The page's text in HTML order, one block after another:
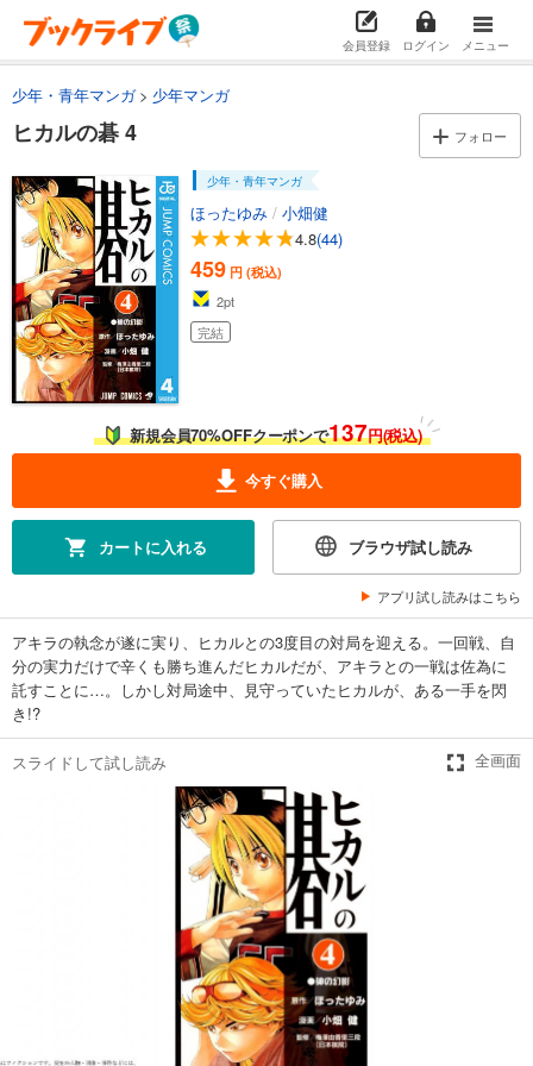
会員登録 ログイン メニュー
少年・青年マンガ 少年マンガ
ヒカルの碁 4 フォロー
少年・青年マンガ
ほったゆみ / 小畑健
4.8(44)
459 円 (税込)
2pt
完結
新規会員70%OFFクーポンで137円(税込)
今すぐ購入
カートに入れる ブラウザ試し読み
アプリ試し読みはこちら
アキラの執念が遂に実り、ヒカルとの3度目の対局を迎える。一回戦、自
分の実力だけで辛くも勝ち進んだヒカルだが、アキラとの一戦は佐為に
託すことに…。しかし対局途中、見守っていたヒカルが、ある一手を閃
き!?
スライドして試し読み 全画面